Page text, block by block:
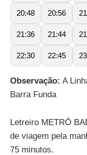
20:48 20:56
21:36 21:44
22:30 22:45
Observação: A
Barra Funda
Letreiro METRÔ
de viagem pela
75 minutos.